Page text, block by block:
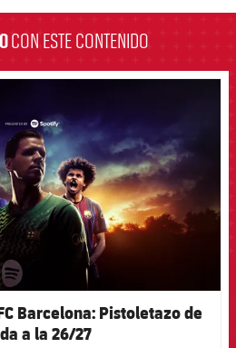
CON ESTE CONTENIDO
Barcelona: Pistoletazo de
a la 26/27